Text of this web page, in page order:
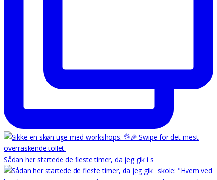
Sådan her startede de fleste timer, da jeg gik i s